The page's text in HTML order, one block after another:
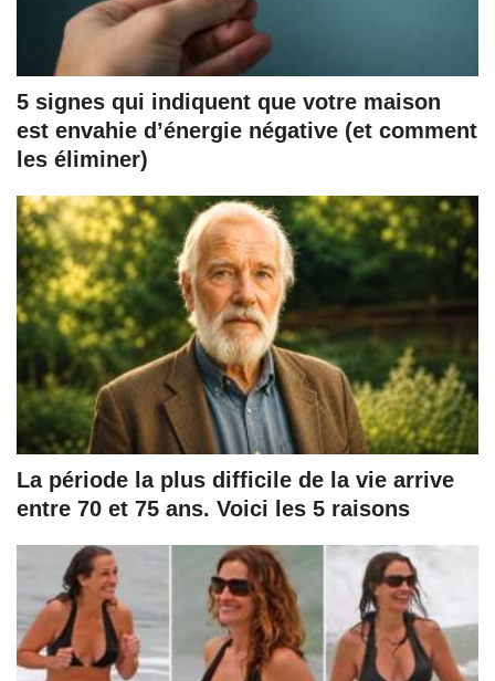
5 signes qui indiquent que votre maison
est envahie d’énergie négative (et comment
les éliminer)
La période la plus difficile de la vie arrive
entre 70 et 75 ans. Voici les 5 raisons